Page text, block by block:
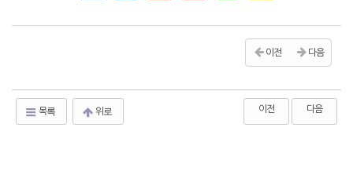
이전 다음
목록 위로 이전 다음